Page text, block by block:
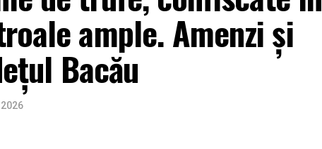
ample. Amenzi și
Bacău